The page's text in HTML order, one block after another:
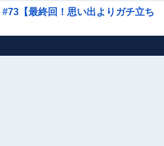
【最終回！思い出よりガチ立ち